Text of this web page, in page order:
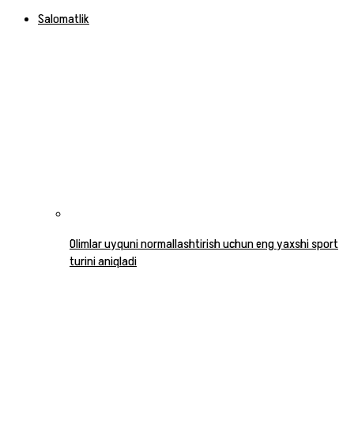
Salomatlik
Olimlar uyquni normallashtirish uchun eng yaxshi sport
turini aniqladi